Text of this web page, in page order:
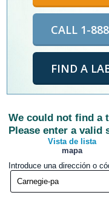
CALL 1-
FIND A
We could not find a
Please enter a valid
Vista de lista
mapa
Introduce una dirección o